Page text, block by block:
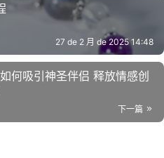
27 de 2 月 de 2025 14:48
何吸引神圣伴侣 释放情感创
下一篇